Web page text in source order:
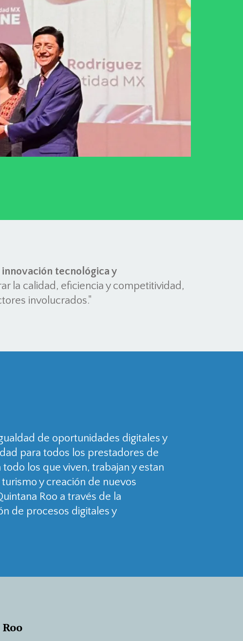
innovación tecnológica y
la calidad, eficiencia y competitividad,
involucrados."
de oportunidades digitales y
para todos los prestadores de
todo los que viven, trabajan y estan
y creación de nuevos
Roo a través de la
de procesos digitales y